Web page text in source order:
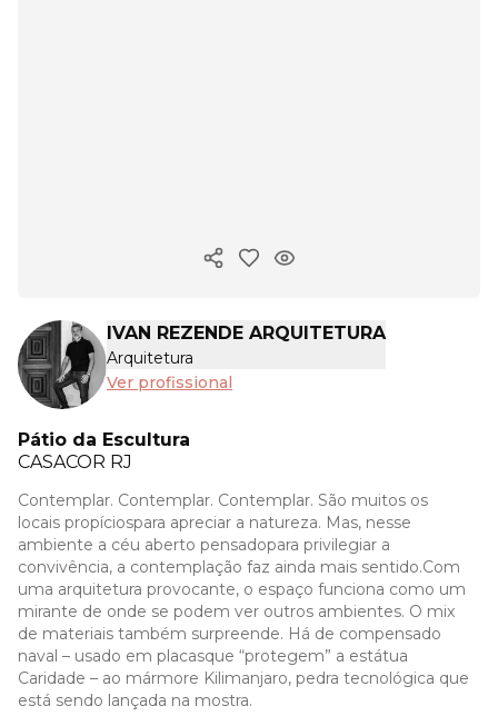
Copiar link
IVAN REZENDE ARQUITETURA
Arquitetura
Ver profissional
Pátio da Escultura
CASACOR RJ
Contemplar. Contemplar. Contemplar. São muitos os
locais propíciospara apreciar a natureza. Mas, nesse
ambiente a céu aberto pensadopara privilegiar a
convivência, a contemplação faz ainda mais sentido.Com
uma arquitetura provocante, o espaço funciona como um
mirante de onde se podem ver outros ambientes. O mix
de materiais também surpreende. Há de compensado
naval – usado em placasque “protegem” a estátua
Caridade – ao mármore Kilimanjaro, pedra tecnológica que
está sendo lançada na mostra.